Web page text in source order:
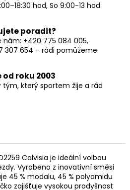
hod, So 9:00-13 hod
poradit?
nám: +420 775 084 005,
307 654 – rádi pomůžeme.
od roku 2003
tým, který sportem žije a rád
Calvisia je ideální volbou
Vyrobeno z inovativní směsi
45 % modalu, 45 % polyamidu
zajišťuje vysokou prodyšnost